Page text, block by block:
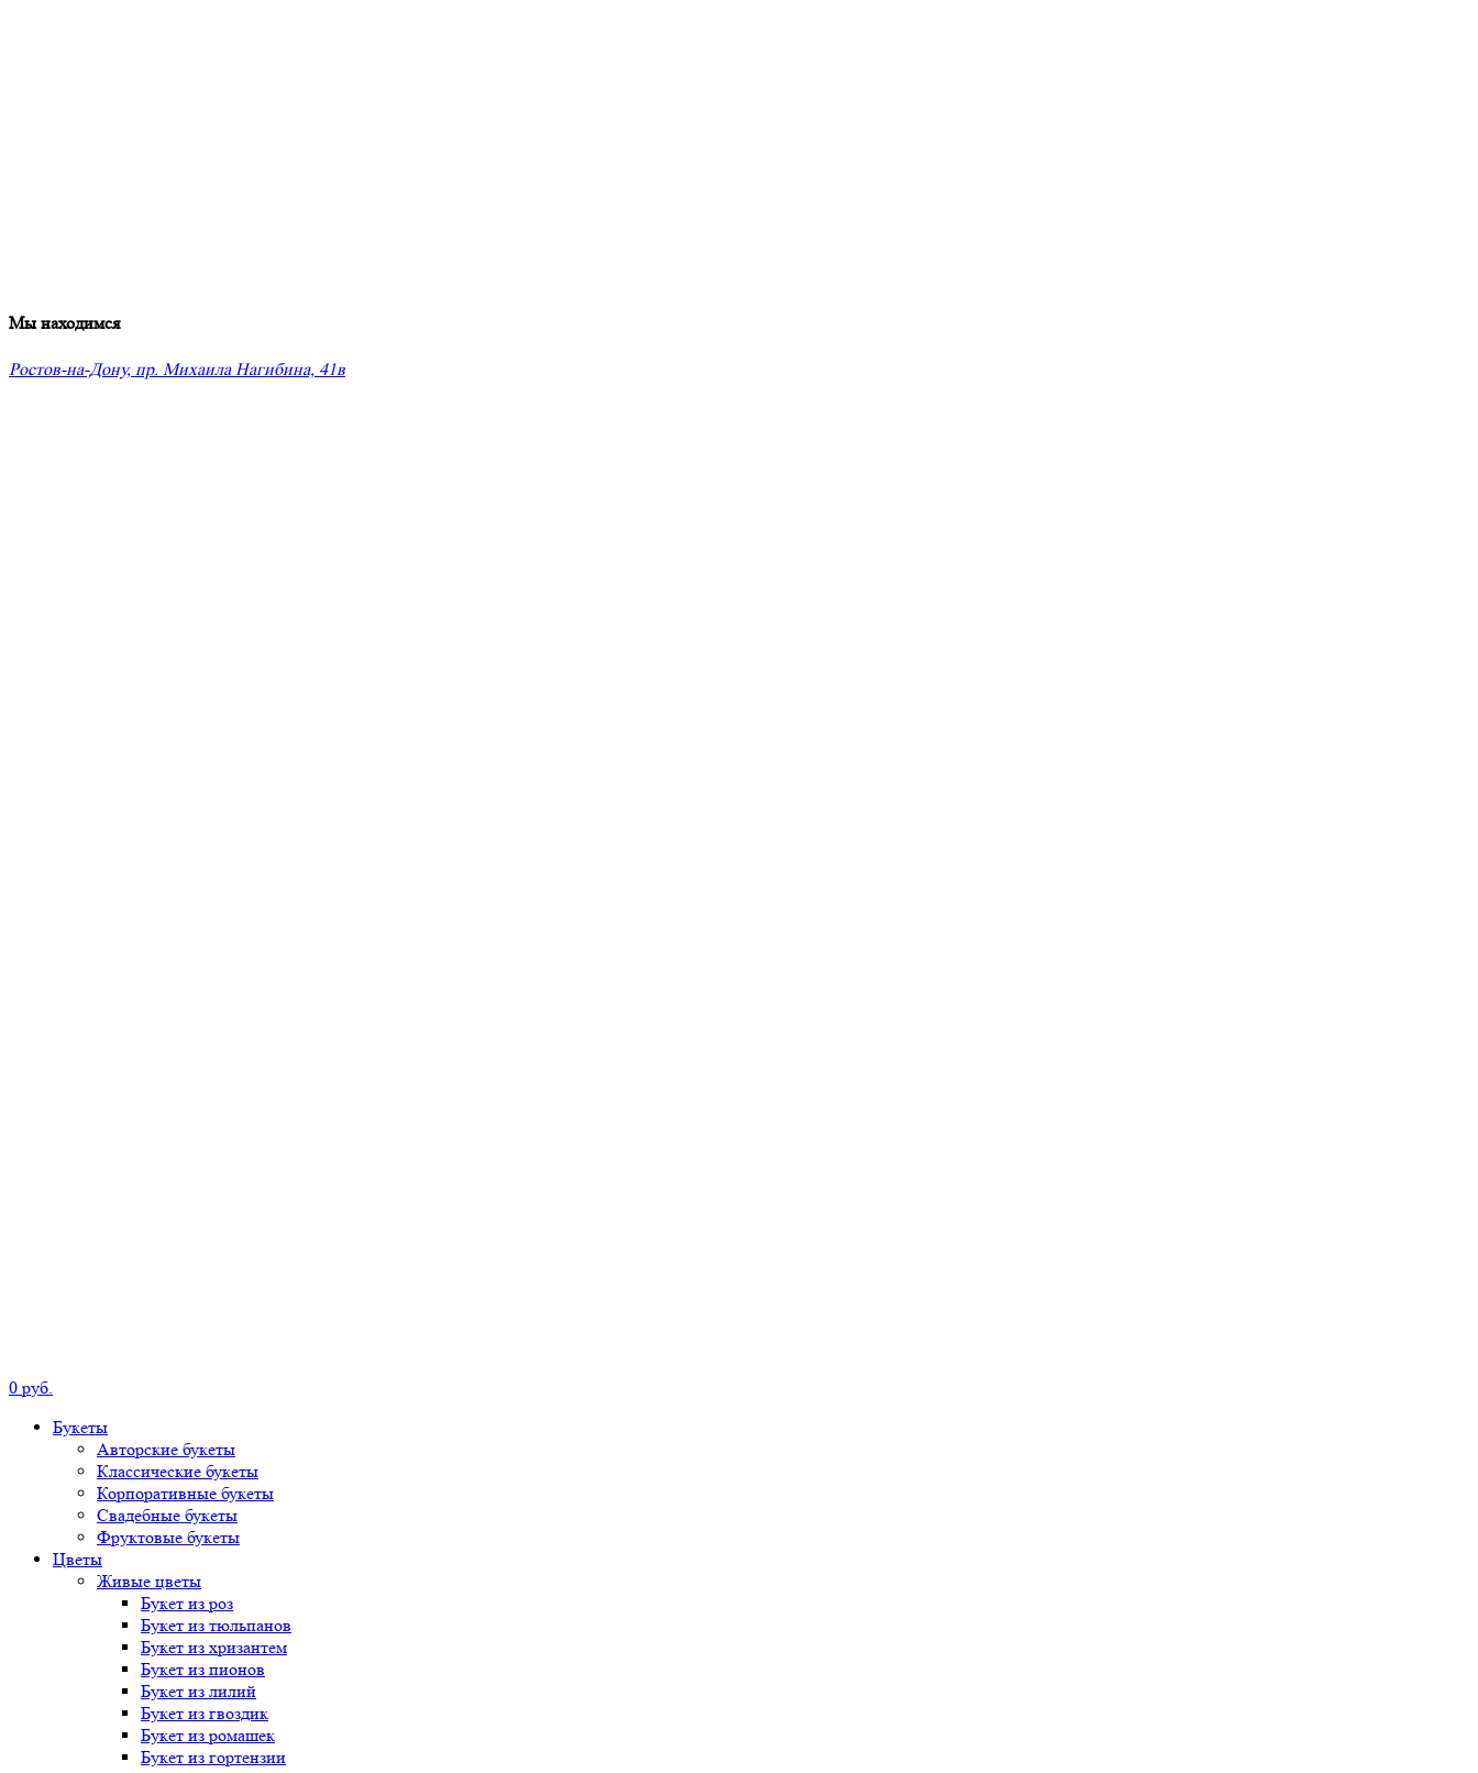
Мы находимся
Ростов-на-Дону, пр. Михаила Нагибина, 41в
0 руб.
Букеты
Авторские букеты
Классические букеты
Корпоративные букеты
Свадебные букеты
Фруктовые букеты
Цветы
Живые цветы
Букет из роз
Букет из тюльпанов
Букет из хризантем
Букет из пионов
Букет из лилий
Букет из гвоздик
Букет из ромашек
Букет из гортензии